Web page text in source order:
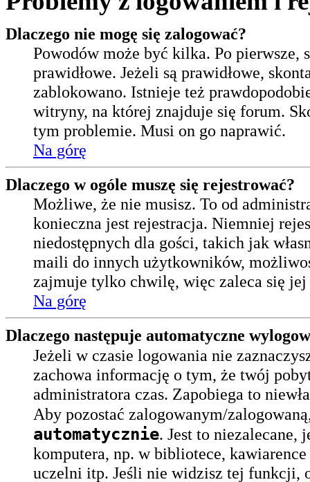
Dlaczego nie mogę się zalogować?
Powodów może być kilka. Po pierwsze,
prawidłowe. Jeżeli są prawidłowe,
zablokowano. Istnieje też
witryny, na której znajduje się forum.
tym problemie. Musi on go naprawić.
Na górę
Dlaczego w ogóle muszę się rejestrować?
Możliwe, że nie musisz. To od
konieczna jest rejestracja. Niemniej
niedostępnych dla gości, takich jak
maili do innych użytkowników,
zajmuje tylko chwilę, więc zaleca się
Na górę
Dlaczego następuje automatyczne
Jeżeli w czasie logowania nie
zachowa informację o tym, że twój
administratora czas. Zapobiega to
Aby pozostać zalogowanym/
automatycznie. Jest to niezalecane,
komputera, np. w bibliotece,
uczelni itp. Jeśli nie widzisz tej funkcji,